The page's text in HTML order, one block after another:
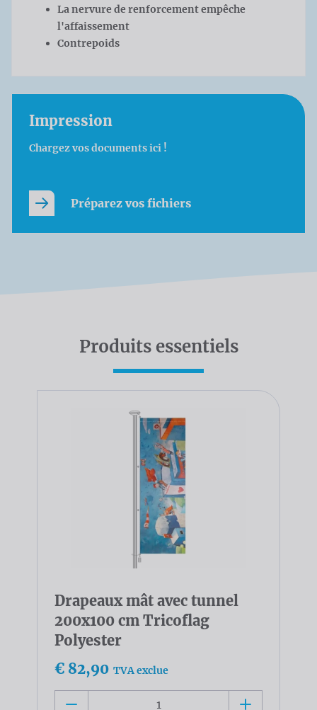
La nervure de renforcement empêche
l'affaissement
Contrepoids
Impression
Chargez vos documents ici !
Préparez vos fichiers
Produits essentiels
Drapeaux mât avec tunnel
200x100 cm Tricoflag
Polyester
€ 82,90 TVA exclue